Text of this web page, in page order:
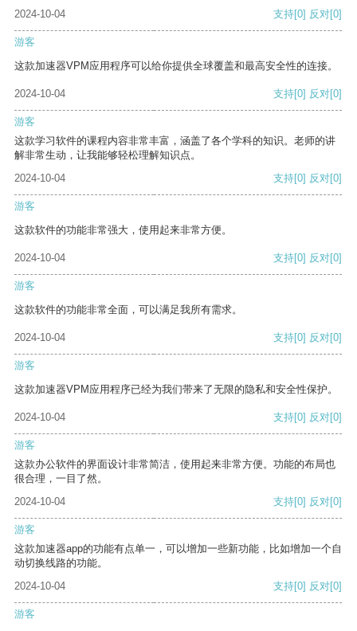
2024-10-04
支持[0] 反对[0]
游客
这款加速器VPM应用程序可以给你提供全球覆盖和最高安全性的连接。
2024-10-04 支持[0] 反对[0]
游客
这款学习软件的课程内容非常丰富，涵盖了各个学科的知识。老师的讲
解非常生动，让我能够轻松理解知识点。
2024-10-04
支持[0] 反对[0]
游客
这款软件的功能非常强大，使用起来非常方便。
2024-10-04 支持[0] 反对[0]
游客
这款软件的功能非常全面，可以满足我所有需求。
2024-10-04 支持[0] 反对[0]
游客
这款加速器VPM应用程序已经为我们带来了无限的隐私和安全性保护。
2024-10-04 支持[0] 反对[0]
游客
这款办公软件的界面设计非常简洁，使用起来非常方便。功能的布局也
很合理，一目了然。
2024-10-04
支持[0] 反对[0]
游客
这款加速器app的功能有点单一，可以增加一些新功能，比如增加一个自
动切换线路的功能。
2024-10-04
支持[0] 反对[0]
游客